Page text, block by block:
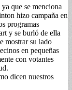
que se menciona
hizo campaña en
programas
y se burló de ella
mostrar su lado
en pequeñas
con votantes
dicen nuestros